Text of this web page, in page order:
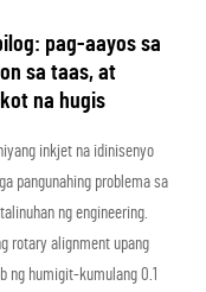
pag-aayos sa
sa taas, at
na hugis
inkjet na idinisenyo
pangunahing problema sa
ng engineering.
rotary alignment upang
ng humigit-kumulang 0.1